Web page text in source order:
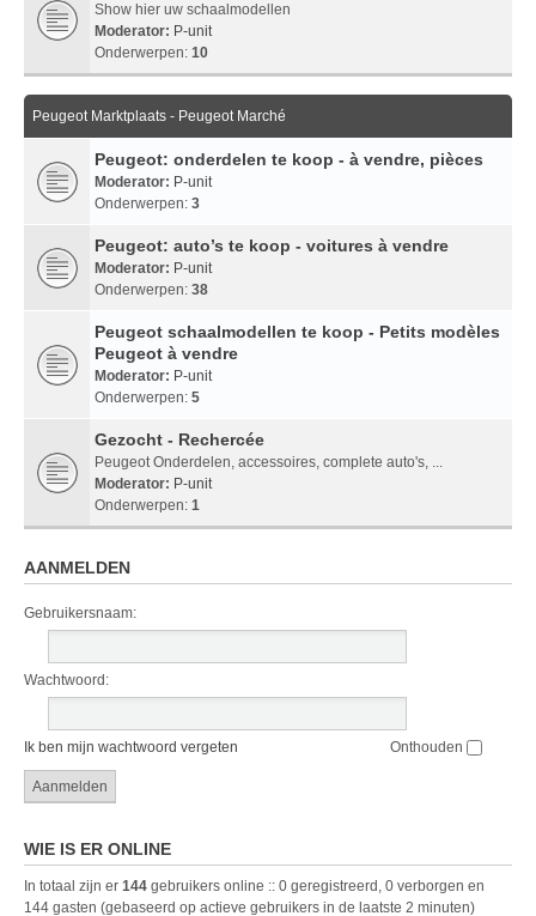
Show hier uw schaalmodellen
Moderator: P-unit
Onderwerpen: 10
Peugeot Marktplaats - Peugeot Marché
Peugeot: onderdelen te koop - à vendre, pièces
Moderator: P-unit
Onderwerpen: 3
Peugeot: auto’s te koop - voitures à vendre
Moderator: P-unit
Onderwerpen: 38
Peugeot schaalmodellen te koop - Petits modèles
Peugeot à vendre
Moderator: P-unit
Onderwerpen: 5
Gezocht - Rechercée
Peugeot Onderdelen, accessoires, complete auto's, ...
Moderator: P-unit
Onderwerpen: 1
AANMELDEN
Gebruikersnaam:
Wachtwoord:
Ik ben mijn wachtwoord vergeten Onthouden
WIE IS ER ONLINE
In totaal zijn er 144 gebruikers online :: 0 geregistreerd, 0 verborgen en
144 gasten (gebaseerd op actieve gebruikers in de laatste 2 minuten)